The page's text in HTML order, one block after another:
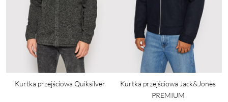
Kurtka przejściowa Quiksilver
Kurtka przejściowa Jack&Jones
PREMIUM